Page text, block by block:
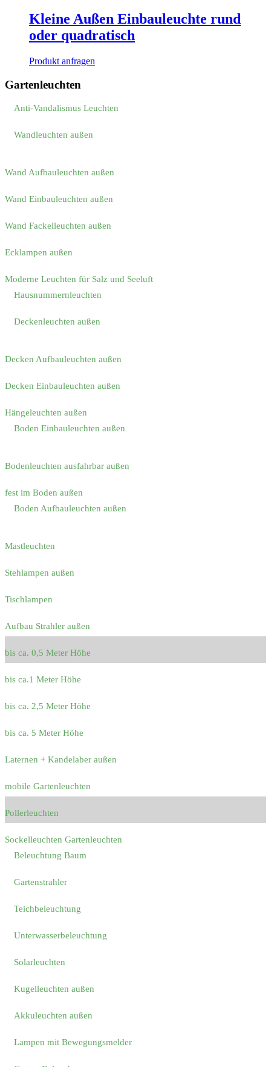
Kleine Außen Einbauleuchte rund
oder quadratisch
Produkt anfragen
Gartenleuchten
Anti-Vandalismus Leuchten
Wandleuchten außen
Wand Aufbauleuchten außen
Wand Einbauleuchten außen
Wand Fackelleuchten außen
Ecklampen außen
Moderne Leuchten für Salz und Seeluft
Hausnummernleuchten
Deckenleuchten außen
Decken Aufbauleuchten außen
Decken Einbauleuchten außen
Hängeleuchten außen
Boden Einbauleuchten außen
Bodenleuchten ausfahrbar außen
fest im Boden außen
Boden Aufbauleuchten außen
Mastleuchten
Stehlampen außen
Tischlampen
Aufbau Strahler außen
bis ca. 0,5 Meter Höhe
bis ca.1 Meter Höhe
bis ca. 2,5 Meter Höhe
bis ca. 5 Meter Höhe
Laternen + Kandelaber außen
mobile Gartenleuchten
Pollerleuchten
Sockelleuchten Gartenleuchten
Beleuchtung Baum
Gartenstrahler
Teichbeleuchtung
Unterwasserbeleuchtung
Solarleuchten
Kugelleuchten außen
Akkuleuchten außen
Lampen mit Bewegungsmelder